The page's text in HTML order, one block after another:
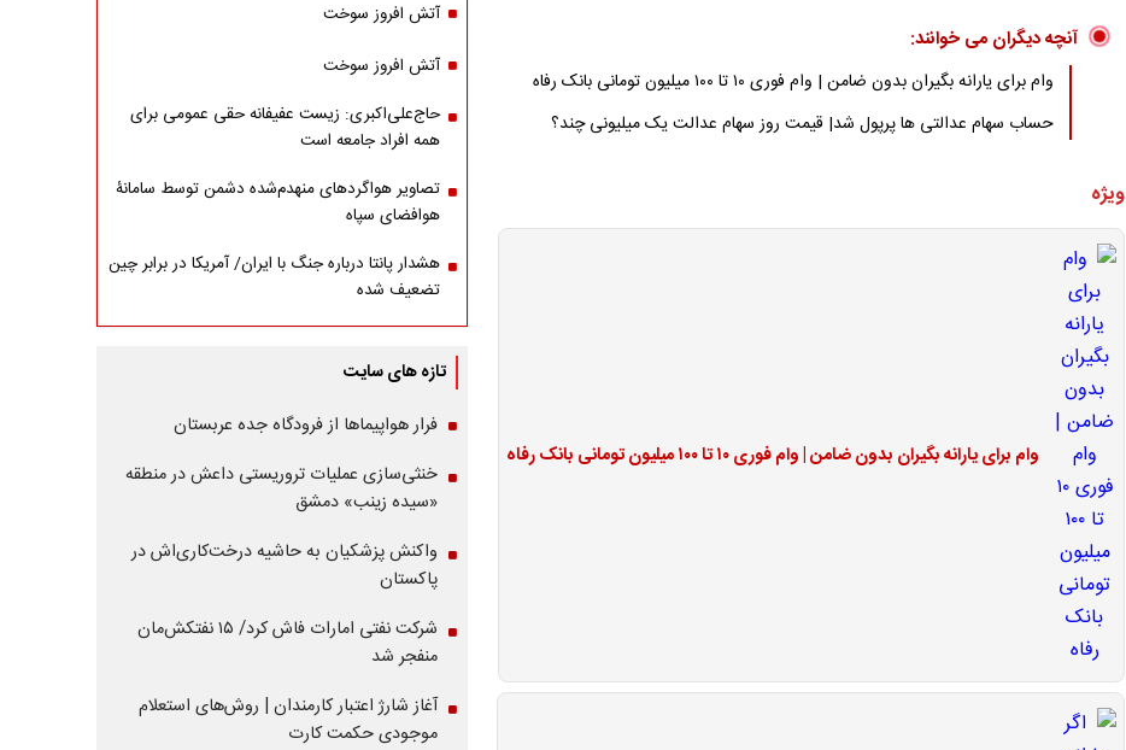
آنچه دیگران می خوانند:
وام برای یارانه بگیران بدون ضامن | وام فوری ۱۰ تا ۱۰۰ میلیون تومانی بانک رفاه
حساب سهام عدالتی ها پرپول شد| قیمت روز سهام عدالت یک میلیونی چند؟
ویژه
وام برای یارانه بگیران بدون ضامن | وام فوری ۱۰ تا ۱۰۰ میلیون تومانی بانک رفاه
آتش افروز سوخت
آتش افروز سوخت
حاج‌علی‌اکبری: زیست عفیفانه حقی عمومی برای
همه افراد جامعه است
تصاویر هواگردهای منهدم‌شده دشمن توسط سامانۀ
هوافضای سپاه
هشدار پانتا درباره جنگ با ایران/ آمریکا در برابر چین
تضعیف شده
تازه های سایت
فرار هواپیماها از فرودگاه جده عربستان
خنثی‌سازی عملیات تروریستی داعش در منطقه
«سیده زینب» دمشق
واکنش پزشکیان به حاشیه درخت‌کاری‌اش در
پاکستان
شرکت نفتی امارات فاش کرد/ ۱۵ نفتکش‌مان
منفجر شد
آغاز شارژ اعتبار کارمندان | روش‌های استعلام
موجودی حکمت کارت